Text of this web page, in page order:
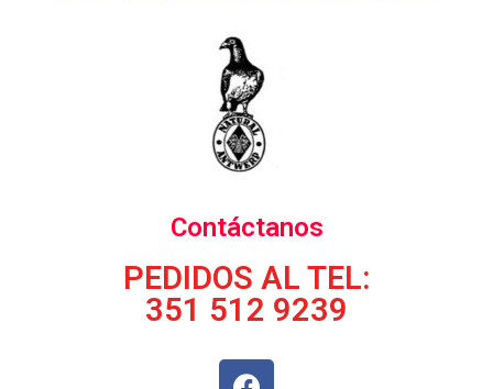
Contáctanos
PEDIDOS AL TEL:
351 512 9239